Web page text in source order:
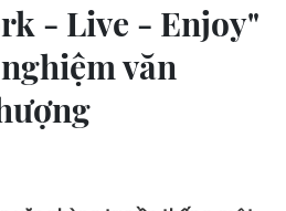
- Live - Enjoy"
văn